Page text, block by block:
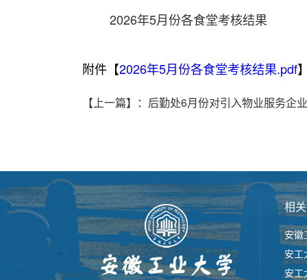
2026年5月份各食堂考核结果
附件【2026年5月份各食堂考核结果.pdf
【上一篇】 ： 后勤处6月份对引入物业服务企
相
安徽
安工
安工